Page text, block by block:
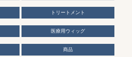
トリートメント
医療用ウィッグ
商品